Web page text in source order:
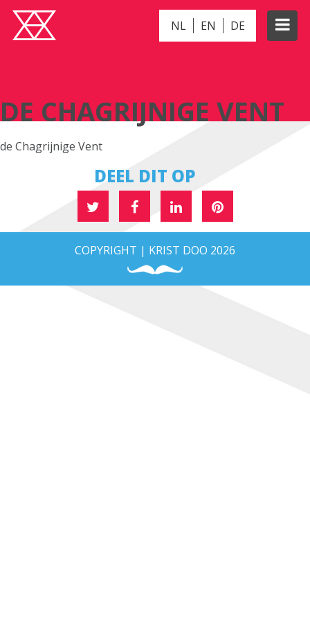
NL EN DE
DE CHAGRIJNIGE VENT
de Chagrijnige Vent
DEEL DIT OP
COPYRIGHT | KRIST DOO 2026